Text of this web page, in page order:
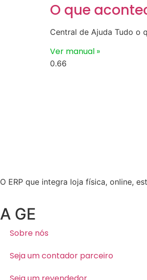
O que
Central de Ajuda Tudo o
Ver manual »
O ERP que integra loja física, online,
A GE
Sobre nós
Seja um contador parceiro